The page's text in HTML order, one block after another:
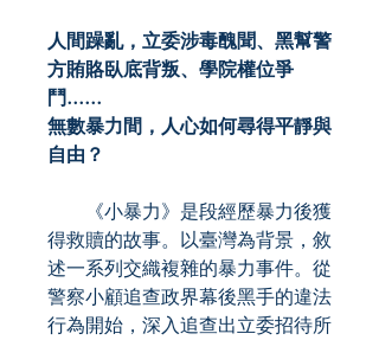
人間躁亂，立委涉毒醜聞、黑幫警
方賄賂臥底背叛、學院權位爭
鬥......
無數暴力間，人心如何尋得平靜與
自由？
《小暴力》是段經歷暴力後獲
得救贖的故事。以臺灣為背景，敘
述一系列交織複雜的暴力事件。從
警察小顧追查政界幕後黑手的違法
行為開始，深入追查出立委招待所